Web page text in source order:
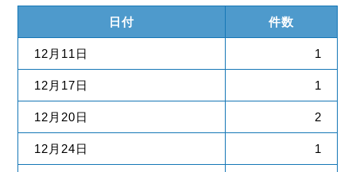
日付 件数
12月11日 1
12月17日 1
12月20日 2
12月24日 1